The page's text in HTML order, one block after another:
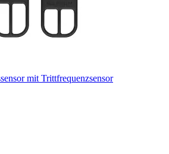
mit Trittfrequenzsensor